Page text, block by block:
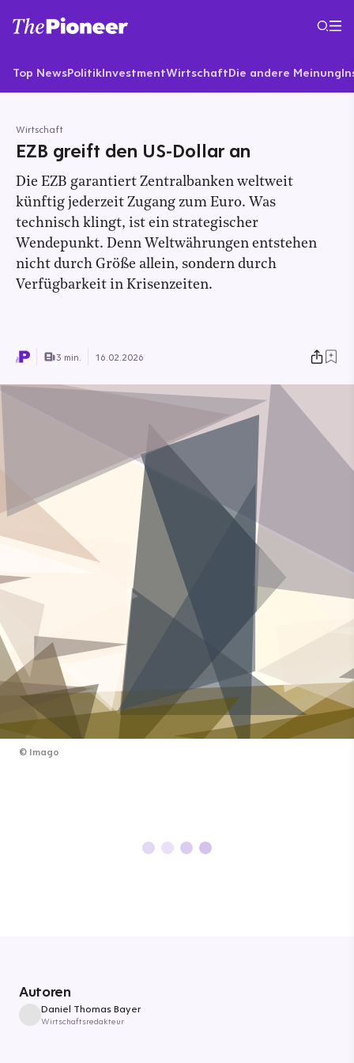
Top NewsPolitikInvestmentWirtschaftDie andere Meinung
Wirtschaft
EZB greift den US-Dollar an
Die EZB garantiert Zentralbanken weltweit
künftig jederzeit Zugang zum Euro. Was
technisch klingt, ist ein strategischer
Wendepunkt. Denn Weltwährungen entstehen
nicht durch Größe allein, sondern durch
Verfügbarkeit in Krisenzeiten.
3 min. 16.02.2026
© Imago
Autoren
Daniel Thomas Bayer
Wirtschaftsredakteur